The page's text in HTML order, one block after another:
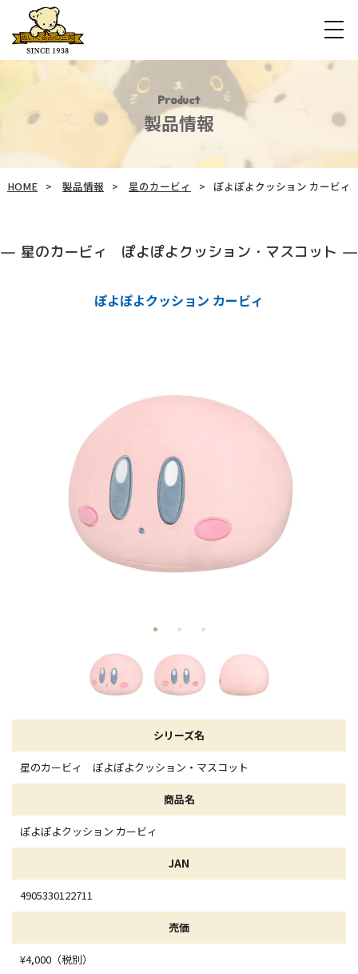
Product
製品情報
HOME 製品情報 星のカービィ ぽよぽよクッション カービィ
星のカービィ ぽよぽよクッション・マスコット
ぽよぽよクッション カービィ
シリーズ名
星のカービィ ぽよぽよクッション・マスコット
商品名
ぽよぽよクッション カービィ
JAN
4905330122711
売価
¥4,000（税別）